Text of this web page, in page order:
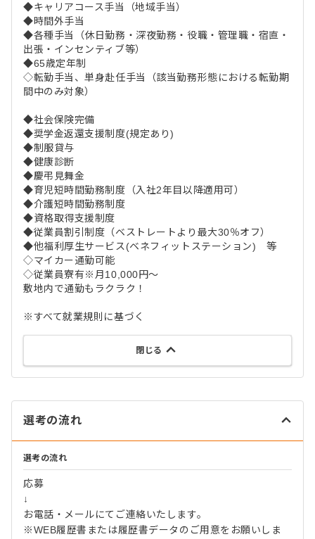
◆キャリアコース手当（地域手当）
◆時間外手当
◆各種手当（休日勤務・深夜勤務・役職・管理職・宿直・
出張・インセンティブ等）
◆65歳定年制
◇転勤手当、単身赴任手当（該当勤務形態における転勤期
間中のみ対象）
◆社会保険完備
◆奨学金返還支援制度(規定あり)
◆制服貸与
◆健康診断
◆慶弔見舞金
◆育児短時間勤務制度（入社2年目以降適用可）
◆介護短時間勤務制度
◆資格取得支援制度
◆従業員割引制度（ベストレートより最大30％オフ）
◆他福利厚生サービス(ベネフィットステーション) 等
◇マイカー通勤可能
◇従業員寮有※月10,000円～
敷地内で通勤もラクラク！
※すべて就業規則に基づく
閉じる
選考の流れ
選考の流れ
応募
↓
お電話・メールにてご連絡いたします。
※WEB履歴書または履歴書データのご用意をお願いしま